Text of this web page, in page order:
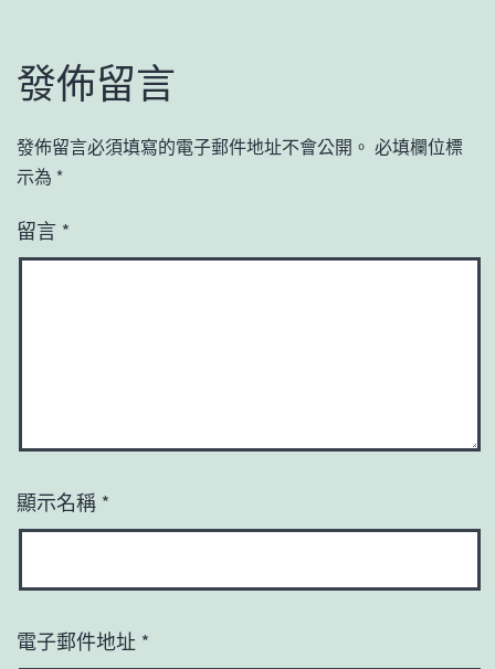
發佈留言
發佈留言必須填寫的電子郵件地址不會公開。 必填欄位標
示為 *
留言 *
顯示名稱 *
電子郵件地址 *